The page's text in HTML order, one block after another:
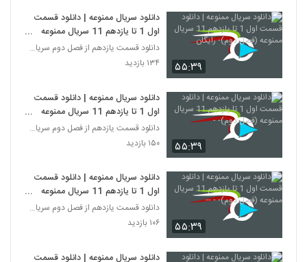
۵۵:۳۹
دانلود سریال ممنوعه | دانلود قسمت
اول 1 تا یازدهم 11 سریال ممنوعه
(فصل دوم)- رایگان
دانلود قسمت یازدهم از فصل دوم سریال ممنوعه
۱۳۴ بازدید
۵۵:۳۹
دانلود سریال ممنوعه | دانلود قسمت
اول 1 تا یازدهم 11 سریال ممنوعه
(فصل دوم)- -
دانلود قسمت یازدهم از فصل دوم سریال ممنوعه
۱۵۰ بازدید
۵۵:۳۹
دانلود سریال ممنوعه | دانلود قسمت
اول 1 تا یازدهم 11 سریال ممنوعه
(فصل دوم)- - --
دانلود قسمت یازدهم از فصل دوم سریال ممنوعه
۱۰۶ بازدید
دانلود سریال ممنوعه | دانلود قسمت